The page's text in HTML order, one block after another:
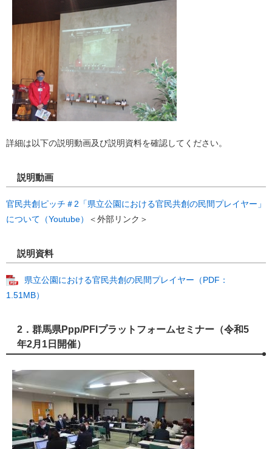
詳細は以下の説明動画及び説明資料を確認してください。
説明動画
官民共創ピッチ＃2「県立公園における官民共創の民間プレイヤー」
について（Youtube）
＜外部リンク＞
説明資料
県立公園における官民共創の民間プレイヤー（PDF：
1.51MB）
2．群馬県Ppp/PFIプラットフォームセミナー（令和5
年2月1日開催）